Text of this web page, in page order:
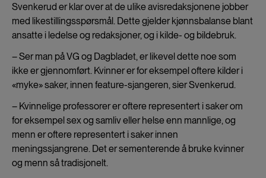
Svenkerud er klar over at de ulike avisredaksjonene jobber
med likestillingsspørsmål. Dette gjelder kjønnsbalanse blant
ansatte i ledelse og redaksjoner, og i kilde- og bildebruk.
– Ser man på VG og Dagbladet, er likevel dette noe som
ikke er gjennomført. Kvinner er for eksempel oftere kilder i
«myke» saker, innen feature-sjangeren, sier Svenkerud.
– Kvinnelige professorer er oftere representert i saker om
for eksempel sex og samliv eller helse enn mannlige, og
menn er oftere representert i saker innen
meningssjangrene. Det er sementerende å bruke kvinner
og menn så tradisjonelt.